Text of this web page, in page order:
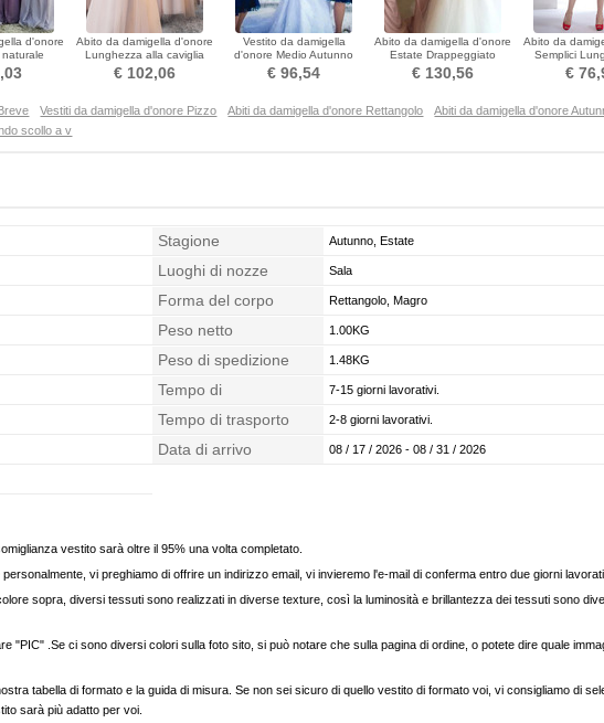
d'onore
Abito da damigella d'onore
Lunghezza alla caviglia
Fuori dalla spalla
€ 102,06
Vestito da damigella
d'onore Medio Autunno
Bateau Maniche corte
€ 96,54
Abito da damigella d'onore
Estate Drappeggiato
Chiusura lampo
€ 130,56
Abito da
Semplici
ginocchio Vita
€
Vestiti da damigella d'onore Pizzo Abiti da damigella d'onore Rettangolo Abiti da damigella d'onore
scollo a v
Stagione Autunno, Estate
Luoghi di nozze Sala
Forma del corpo Rettangolo, Magro
Peso netto 1.00KG
Peso di spedizione 1.48KG
Tempo di
confezionamento
7-15 giorni lavorativi.
Tempo di trasporto 2-8 giorni lavorativi.
Data di arrivo 08 / 17 / 2026 - 08 / 31 / 2026
vestito sarà oltre il 95% una volta completato.
vi preghiamo di offrire un indirizzo email, vi invieremo l'e-mail di conferma entro due giorni
sopra, diversi tessuti sono realizzati in diverse texture, così la luminosità e brillantezza dei tessuti sono
"PIC" .Se ci sono diversi colori sulla foto sito, si può notare che sulla pagina di ordine, o potete dire quale
tabella di formato e la guida di misura. Se non sei sicuro di quello vestito di formato voi, vi consigliamo di
sarà più adatto per voi.